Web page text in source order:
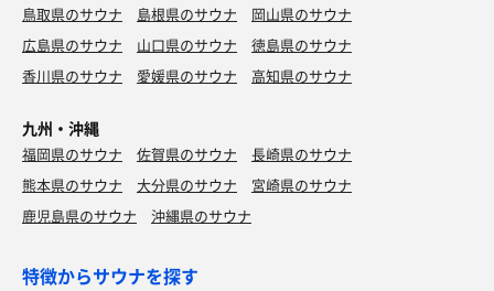
鳥取県のサウナ 島根県のサウナ
岡山県のサウナ
広島県のサウナ
山口県のサウナ
徳島県のサウナ
香川県のサウナ
愛媛県のサウナ 高知県のサウナ
九州・沖縄
福岡県のサウナ 佐賀県のサウナ
長崎県のサウナ
熊本県のサウナ
大分県のサウナ
宮崎県のサウナ
鹿児島県のサウナ
沖縄県のサウナ
特徴からサウナを探す